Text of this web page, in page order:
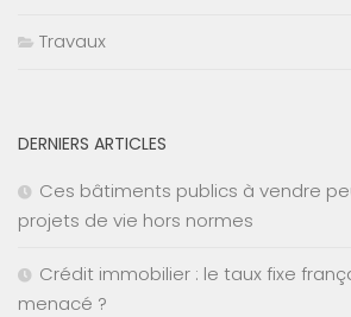
Travaux
DERNIERS ARTICLES
Ces bâtiments publics à vendre
projets de vie hors normes
Crédit immobilier : le taux fixe
menacé ?